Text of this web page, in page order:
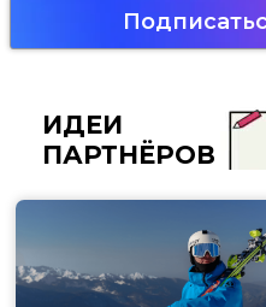
ИДЕИ
ПАРТНЁРОВ